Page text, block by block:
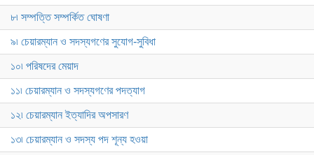
৮৷ সম্পত্তি সম্পর্কিত ঘোষণা
৯৷ চেয়ারম্যান ও সদস্যগণের সুযোগ-সুবিধা
১০৷ পরিষদের মেয়াদ
১১৷ চেয়ারম্যান ও সদস্যগণের পদত্যাগ
১২৷ চেয়ারম্যান ইত্যাদির অপসারণ
১৩৷ চেয়ারম্যান ও সদস্য পদ শূন্য হওয়া